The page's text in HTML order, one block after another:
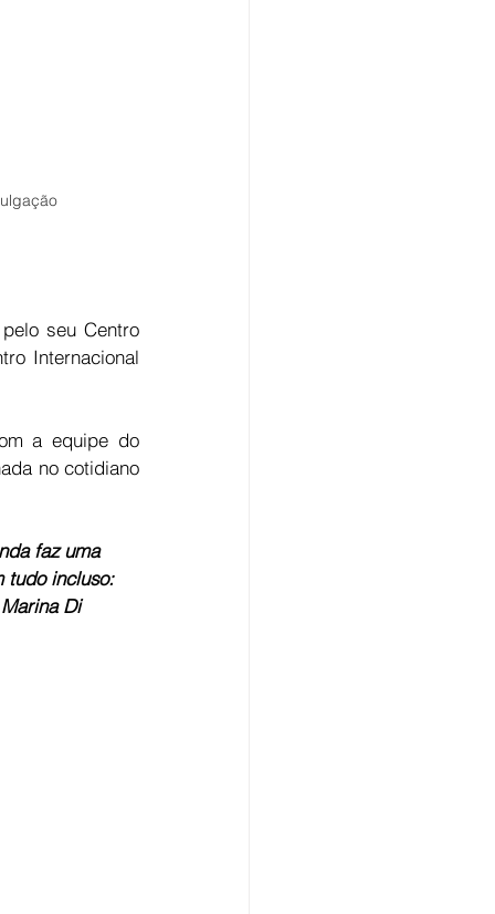
seu Centro
Internacional
a equipe do
no cotidiano
faz uma
tudo incluso:
Di